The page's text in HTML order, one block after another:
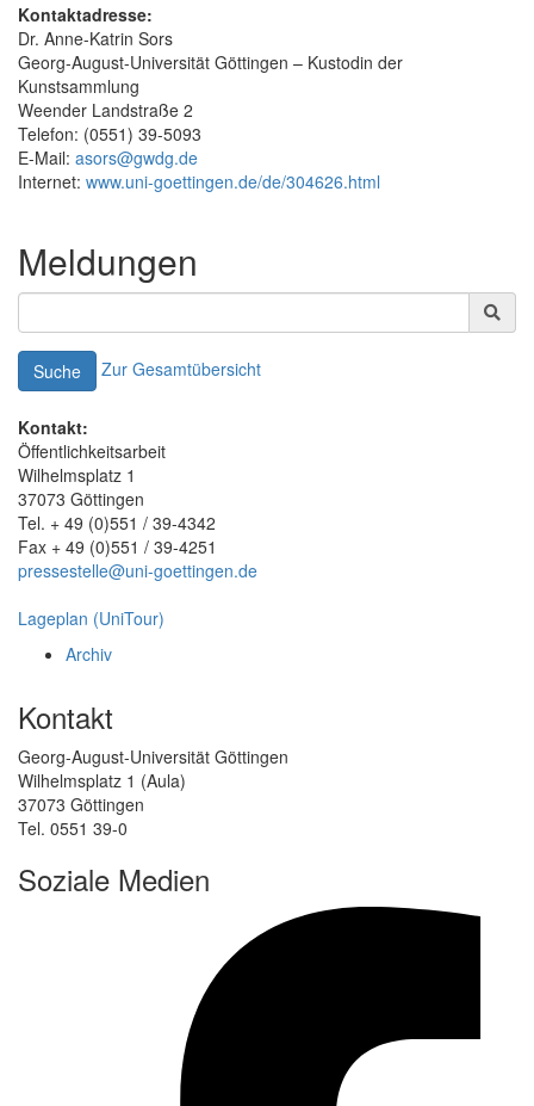
Kontaktadresse:
Dr. Anne-Katrin Sors
Georg-August-Universität Göttingen – Kustodin der
Kunstsammlung
Weender Landstraße 2
Telefon: (0551) 39-5093
E-Mail: asors@gwdg.de
Internet: www.uni-goettingen.de/de/304626.html
Meldungen
Suche Zur Gesamtübersicht
Kontakt:
Öffentlichkeitsarbeit
Wilhelmsplatz 1
37073 Göttingen
Tel. + 49 (0)551 / 39-4342
Fax + 49 (0)551 / 39-4251
pressestelle@uni-goettingen.de
Lageplan (UniTour)
Archiv
Kontakt
Georg-August-Universität Göttingen
Wilhelmsplatz 1 (Aula)
37073 Göttingen
Tel. 0551 39-0
Soziale Medien